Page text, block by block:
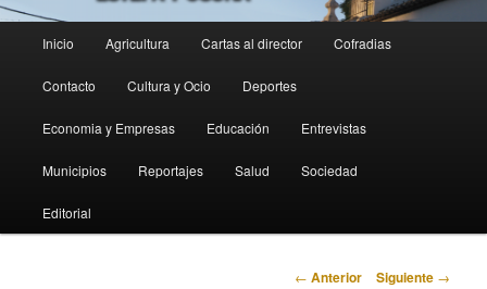
principal
Inicio Agricultura Cartas al director Cofradias
Contacto Cultura y Ocio Deportes
Economia y Empresas Educación Entrevistas
Municipios Reportajes Salud Sociedad
Editorial
Navegación
← Anterior Siguiente →